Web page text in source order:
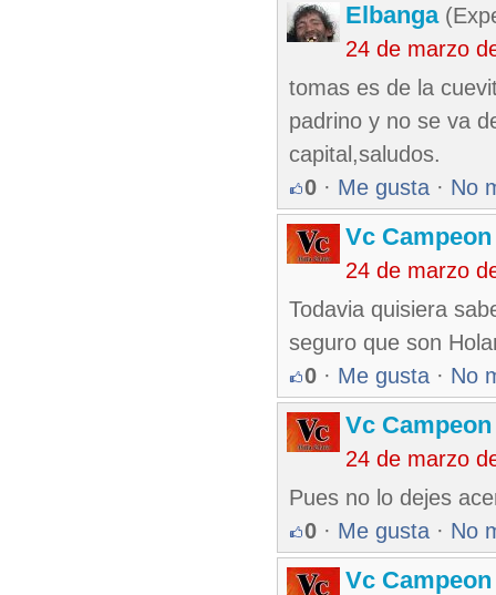
Elbanga
24 de marzo
tomas es de la
padrino y no se va
capital,saludos.
0 · Me gusta · No
Vc Campeon
24 de marzo
Todavia quisiera
seguro que son
0 · Me gusta · No
Vc Campeon
24 de marzo
Pues no lo dejes
0 · Me gusta · No
Vc Campeon